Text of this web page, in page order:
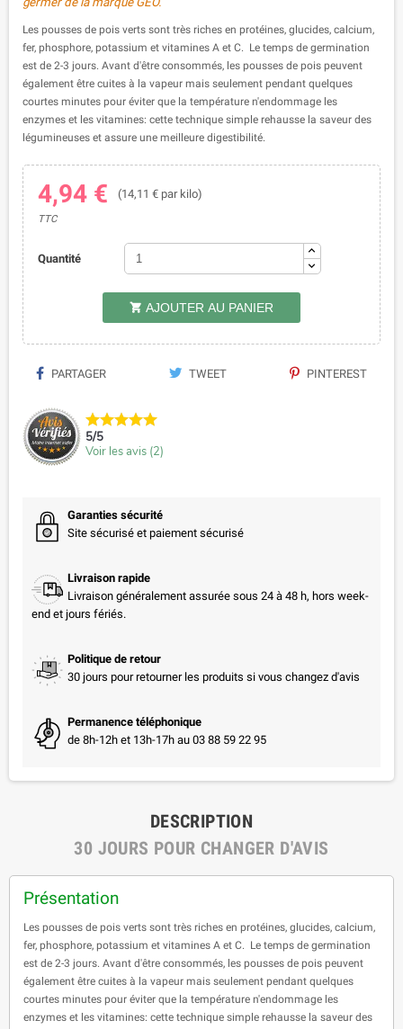
Les pousses de pois verts sont très riches en protéines, glucides, calcium,
fer, phosphore, potassium et vitamines A et C. Le temps de germination
est de 2-3 jours. Avant d'être consommés, les pousses de pois peuvent
également être cuites à la vapeur mais seulement pendant quelques
courtes minutes pour éviter que la température n'endommage les
enzymes et les vitamines: cette technique simple rehausse la saveur des
légumineuses et assure une meilleure digestibilité.
4,94 € (14,11 € par kilo)
TTC
Quantité
 AJOUTER AU PANIER
PARTAGER TWEET PINTEREST
5/5
Voir les avis (2)
Garanties sécurité
Site sécurisé et paiement sécurisé
Livraison rapide
Livraison généralement assurée sous 24 à 48 h, hors week-
end et jours fériés.
Politique de retour
30 jours pour retourner les produits si vous changez d'avis
Permanence téléphonique
de 8h-12h et 13h-17h au 03 88 59 22 95
DESCRIPTION
30 JOURS POUR CHANGER D'AVIS
Présentation
Les pousses de pois verts sont très riches en protéines, glucides, calcium,
fer, phosphore, potassium et vitamines A et C. Le temps de germination
est de 2-3 jours. Avant d'être consommés, les pousses de pois peuvent
également être cuites à la vapeur mais seulement pendant quelques
courtes minutes pour éviter que la température n'endommage les
enzymes et les vitamines: cette technique simple rehausse la saveur des